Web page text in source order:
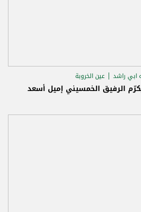
ابي راشد عين الخروبة
الرفيق الخمسيني إميل أسعد